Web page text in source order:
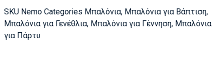
SKU Nemo Categories Μπαλόνια, Μπαλόνια για Βάπτιση,
Μπαλόνια για Γενέθλια, Μπαλόνια για Γέννηση, Μπαλόνια
για Πάρτυ